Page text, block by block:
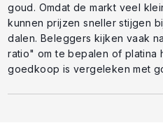
goud. Omdat de markt veel
kunnen prijzen sneller stijgen
dalen. Beleggers kijken vaak
ratio" om te bepalen of platina
goedkoop is vergeleken met